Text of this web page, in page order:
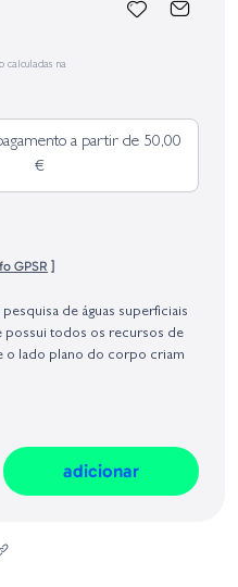
calculadas na
a partir de 50,00
€
GPSR ]
requerido no Regulamento
de águas superficiais
possui todos os recursos de
o lado plano do corpo criam
há bolas de tungstênio de
à sua dimênsão e
equilibrados, os
e exploram uma grande
cruzados.
adicionar